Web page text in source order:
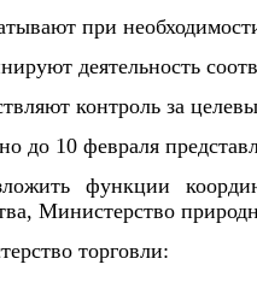
при
деятельность
контроль за
до 10 февраля
функции
Министерство
торговли: